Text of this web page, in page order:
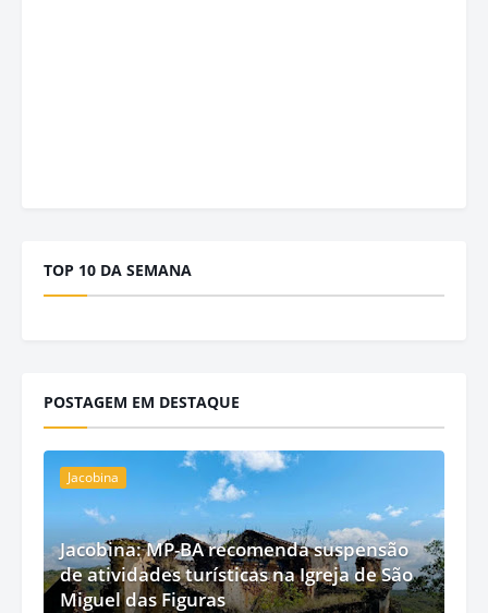
TOP 10 DA SEMANA
POSTAGEM EM DESTAQUE
Jacobina
Jacobina: MP-BA recomenda suspensão
de atividades turísticas na Igreja de São
Miguel das Figuras